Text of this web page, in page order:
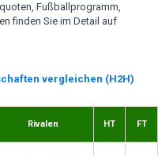
Fußballprogramm,
finden Sie im Detail auf
vergleichen (H2H)
Rivalen HT FT